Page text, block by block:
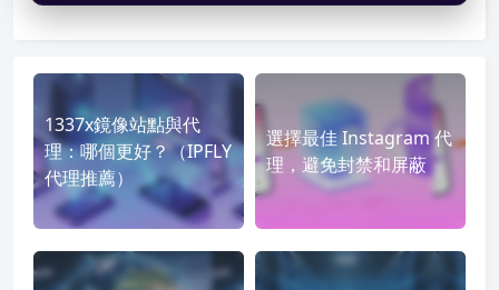
1337x鏡像站點與代
理：哪個更好？（IPFLY
代理推薦）
選擇最佳 Instagram 代
理，避免封禁和屏蔽